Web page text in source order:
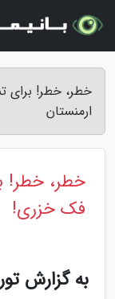
خطر، خطر! برای
ارمنستان
خطر، خطر!
فک خزری!
به گزارش